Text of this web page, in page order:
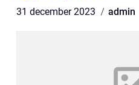
31 december 2023 admin